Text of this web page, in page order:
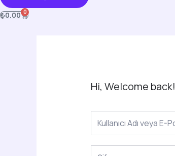
₺0.00 0
CART
Hi, Welcome back!